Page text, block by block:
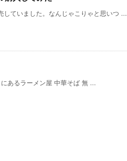
ていました。なんじゃこりゃと思いつ ...
あるラーメン屋 中華そば 無 ...